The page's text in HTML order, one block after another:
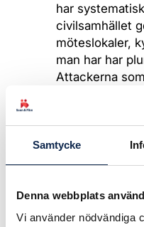
Samtycke
Denna webbplats
Vi använder nödvändiga
har
civilsamhället
möteslokaler,
man har har
Attackerna
fortfarande
institution och
med det
kamp för
folkets
fördömer de